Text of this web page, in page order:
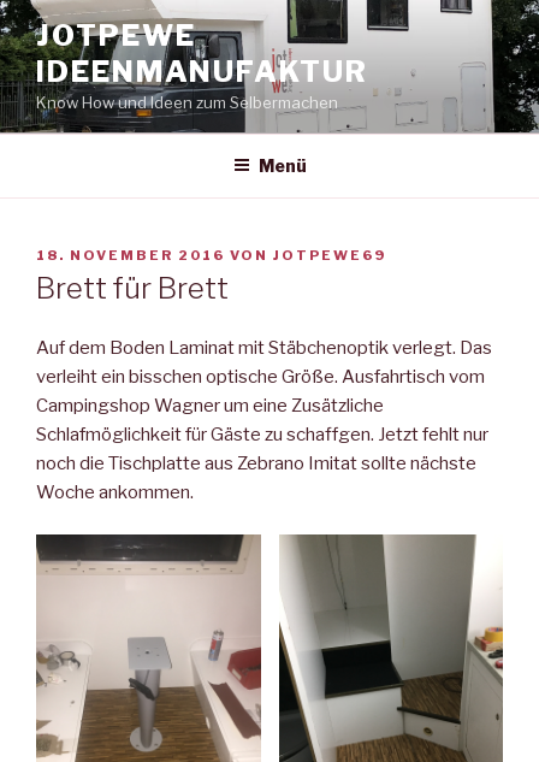
Zum
Inhalt
springen
JOTPEWE
IDEENMANUFAKTUR
Know How und Ideen zum Selbermachen
Menü
VERÖFFENTLICHT
AM
18. NOVEMBER 2016 VON JOTPEWE69
Brett für Brett
Auf dem Boden Laminat mit Stäbchenoptik verlegt. Das
verleiht ein bisschen optische Größe. Ausfahrtisch vom
Campingshop Wagner um eine Zusätzliche
Schlafmöglichkeit für Gäste zu schaffgen. Jetzt fehlt nur
noch die Tischplatte aus Zebrano Imitat sollte nächste
Woche ankommen.